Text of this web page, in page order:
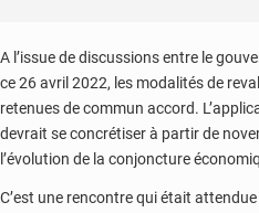
A l’issue de discussions entre le
ce 26 avril 2022, les modalités de
retenues de commun accord.
devrait se concrétiser à partir de
l’évolution de la conjoncture
C’est une rencontre qui était